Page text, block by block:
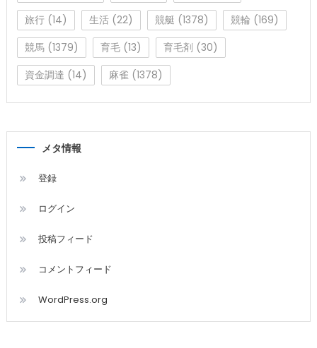
旅行(14) 生活(22) 競艇 (1378) 競輪 (169)
競馬(1379) 育毛(13) 育毛剤 (30)
資金調達 (14) 麻雀 (1378)
メタ情報
登録
ログイン
投稿フィード
コメントフィード
WordPress.org